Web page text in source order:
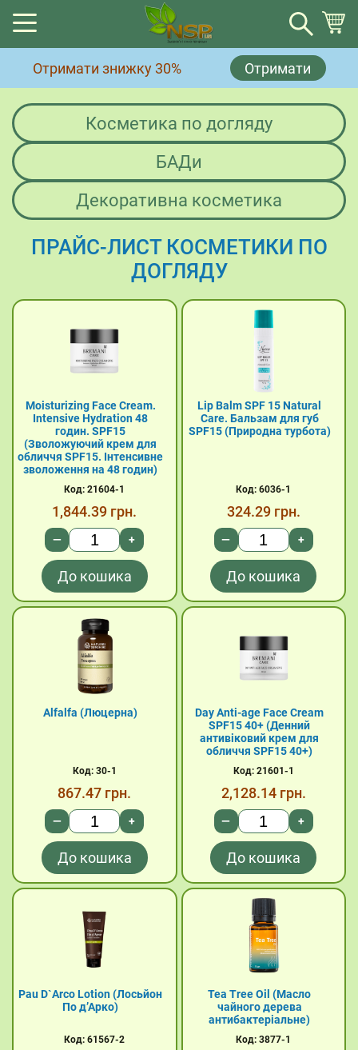
Отримати знижку 30% Отримати
Косметика по догляду
БАДи
Декоративна косметика
ПРАЙС-ЛИСТ КОСМЕТИКИ ПО
ДОГЛЯДУ
Moisturizing Face Cream.
Intensive Hydration 48
годин. SPF15
(Зволожуючий крем для
обличчя SPF15. Інтенсивне
зволоження на 48 годин)
Код: 21604-1
1,844.39 грн.
— +
До кошика
Lip Balm SPF 15 Natural
Care. Бальзам для губ
SPF15 (Природна турбота)
Код: 6036-1
324.29 грн.
— +
До кошика
Alfalfa (Люцерна)
Код: 30-1
867.47 грн.
— +
До кошика
Day Anti-age Face Cream
SPF15 40+ (Денний
антивіковий крем для
обличчя SPF15 40+)
Код: 21601-1
2,128.14 грн.
— +
До кошика
Pau D`Arco Lotion (Лосьйон
По д’Арко)
Код: 61567-2
Tea Tree Oil (Масло
чайного дерева
антибактеріальне)
Код: 3877-1
Кошик
Немає товарів у кошику.